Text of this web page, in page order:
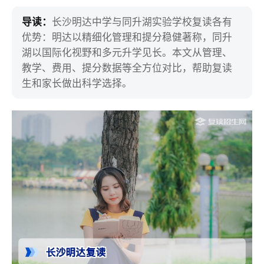
导读： 长沙明达中学与同升湖实验学校复读各有
优势：明达以精细化管理和提分稳健著称，同升
湖以国际化视野和多元升学见长。本文从管理、
教学、费用、提分数据等全方位对比，帮助复读
生和家长做出科学选择。